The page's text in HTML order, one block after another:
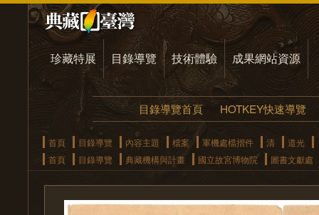
珍藏特展 目錄導覽 技術體驗 成果網站資源
目錄導覽首頁 HOTKEY快速導覽
首頁 目錄導覽 內容主題 檔案 軍機處檔摺件 清 道光
首頁
目錄導覽 典藏機構與計畫 國立故宮博物院 圖書文獻處